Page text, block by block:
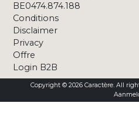
BE0474.874.188
Conditions
Disclaimer
Privacy
Offre
Login B2B
Copyright © 2026 Caractère. All